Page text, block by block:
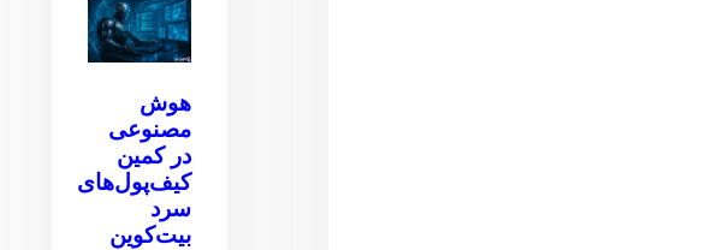
هوش
مصنوعی
در کمین
کیف‌پول‌های
سرد
بیت‌کوین